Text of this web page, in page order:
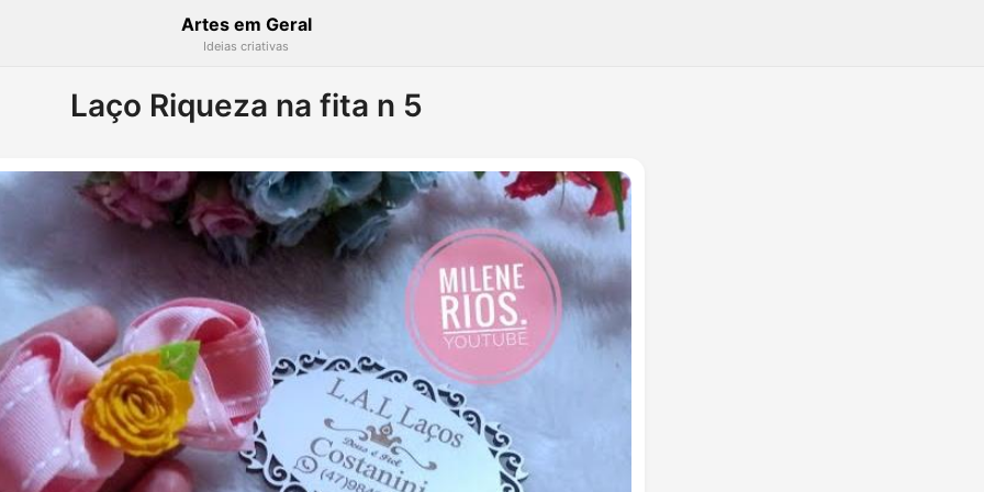
Artes em Geral
Ideias criativas
Laço Riqueza na fita n 5